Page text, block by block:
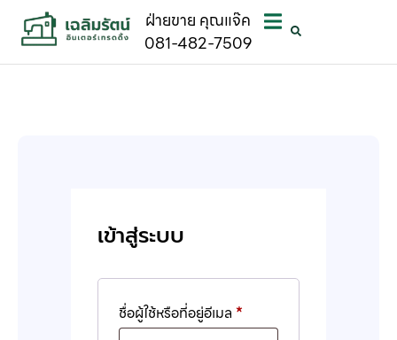
ฝ่ายขาย คุณแจ๊ค
081-482-7509
เข้าสู่ระบบ
ชื่อผู้ใช้หรือที่อยู่อีเมล *